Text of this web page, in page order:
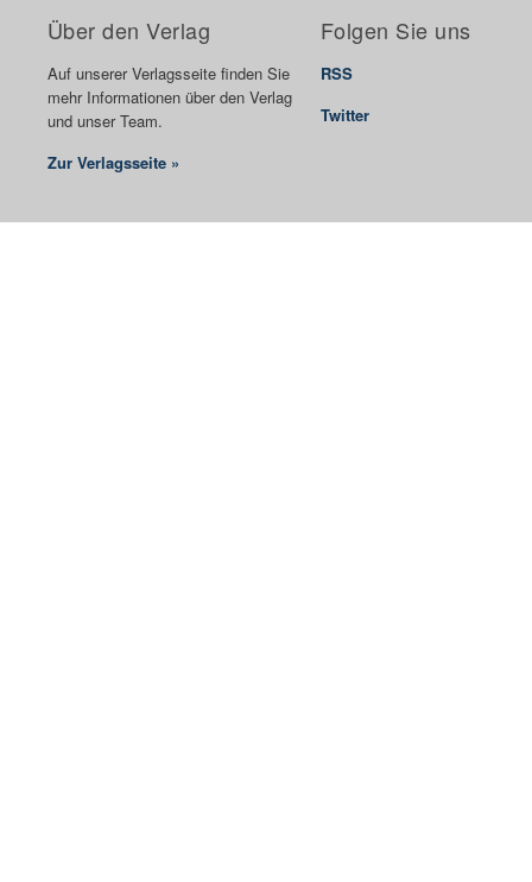
Über den Verlag
Auf unserer Verlagsseite finden Sie
mehr Informationen über den Verlag
und unser Team.
Zur Verlagsseite »
Folgen Sie uns
RSS
Twitter